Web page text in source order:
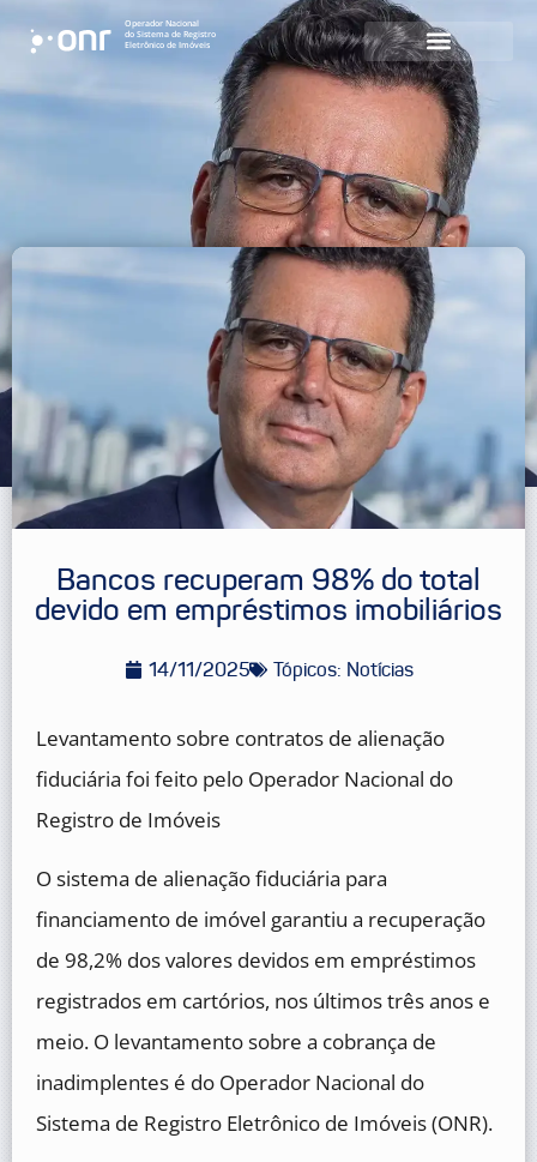
Operador Nacional
do Sistema de Registro
Eletrônico de Imóveis
Bancos recuperam 98% do total
devido em empréstimos imobiliários
14/11/2025 Tópicos: Notícias
Levantamento sobre contratos de alienação
fiduciária foi feito pelo Operador Nacional do
Registro de Imóveis
O sistema de alienação fiduciária para
financiamento de imóvel garantiu a recuperação
de 98,2% dos valores devidos em empréstimos
registrados em cartórios, nos últimos três anos e
meio. O levantamento sobre a cobrança de
inadimplentes é do Operador Nacional do
Sistema de Registro Eletrônico de Imóveis (ONR).